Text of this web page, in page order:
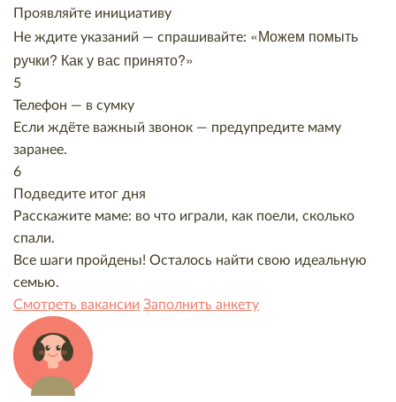
Проявляйте инициативу
Не ждите указаний — спрашивайте: «Можем помыть
ручки? Как у вас принято?»
5
Телефон — в сумку
Если ждёте важный звонок — предупредите маму
заранее.
6
Подведите итог дня
Расскажите маме: во что играли, как поели, сколько
спали.
Все шаги пройдены! Осталось найти свою идеальную
семью.
Смотреть вакансии Заполнить анкету